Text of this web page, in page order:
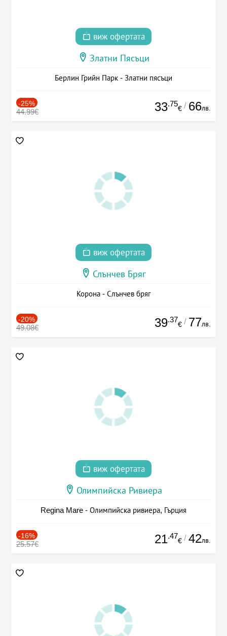
виж офертата
Златни Пясъци
Берлин Грийн Парк - Златни пясъци
-25%
44.99€ 33.75
€ / 66лв.
виж офертата
Слънчев Бряг
Корона - Слънчев бряг
-20%
49.08€ 39.37
€ / 77лв.
виж офертата
Олимпийска Ривиера
Regina Mare - Олимпийска ривиера, Гърция
-16%
25.57€ 21.47
€ / 42лв.